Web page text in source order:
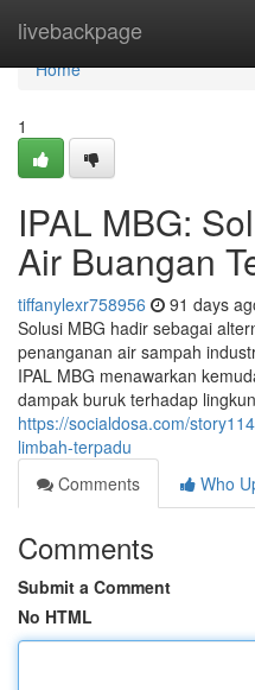
livebackpage
Home
Home
1
IPAL MBG:
Air Buangan
tiffanylexr758956 91 days
Solusi MBG hadir sebagai
penanganan air sampah
IPAL MBG menawarkan
dampak buruk terhadap
https://socialdosa.com/
limbah-terpadu
Comments
Who
Comments
Submit a Comment
No HTML